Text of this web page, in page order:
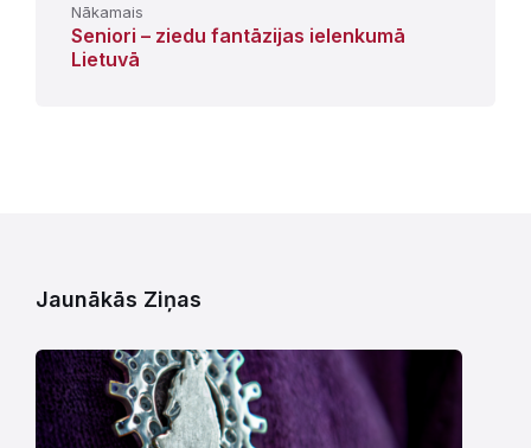
Nākamais
Seniori – ziedu fantāzijas ielenkumā
Lietuvā
Jaunākās Ziņas